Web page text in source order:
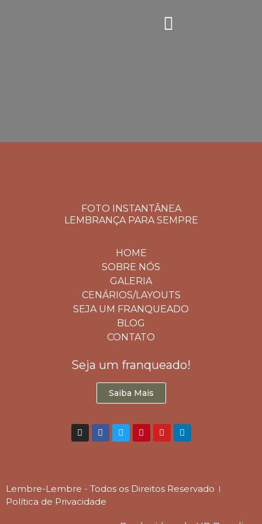
FOTO INSTANTÂNEA
LEMBRANÇA PARA SEMPRE
HOME
SOBRE NÓS
GALERIA
CENÁRIOS/LAYOUTS
SEJA UM FRANQUEADO
BLOG
CONTATO
Seja um franqueado!
Saiba Mais
Lembre-Lembre - Todos os Direitos Reservado
Política de Privacidade